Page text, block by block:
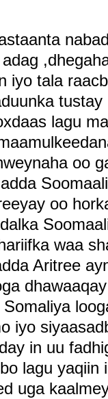
iyo tala
lagu
oo
oo
waa
Aritree
iyo
in uu
lagu
uga